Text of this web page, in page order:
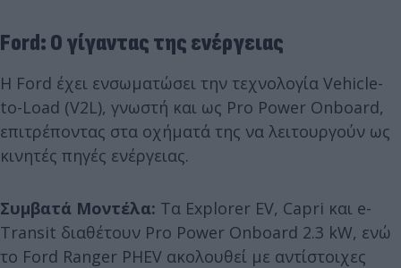
Ford: Ο γίγαντας της ενέργειας
Η Ford έχει ενσωματώσει την τεχνολογία Vehicle-
to-Load (V2L), γνωστή και ως Pro Power Onboard,
επιτρέποντας στα οχήματά της να λειτουργούν ως
κινητές πηγές ενέργειας.
Συμβατά Μοντέλα: Τα Explorer EV, Capri και e-
Transit διαθέτουν Pro Power Onboard 2.3 kW, ενώ
το Ford Ranger PHEV ακολουθεί με αντίστοιχες